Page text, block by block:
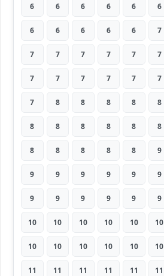
6 6 6 6 6 6
6 6 6 6 6 7
7 7 7 7 7 7
7 7 7 7 7 7
7 8 8 8 8 8
8 8 8 8 8 8
8 8 8 8 8 9
9 9 9 9 9 9
9 9 9 9 9 9
10 10 10 10 10 10
10 10 10 10 10 10
11 11 11 11 11 11